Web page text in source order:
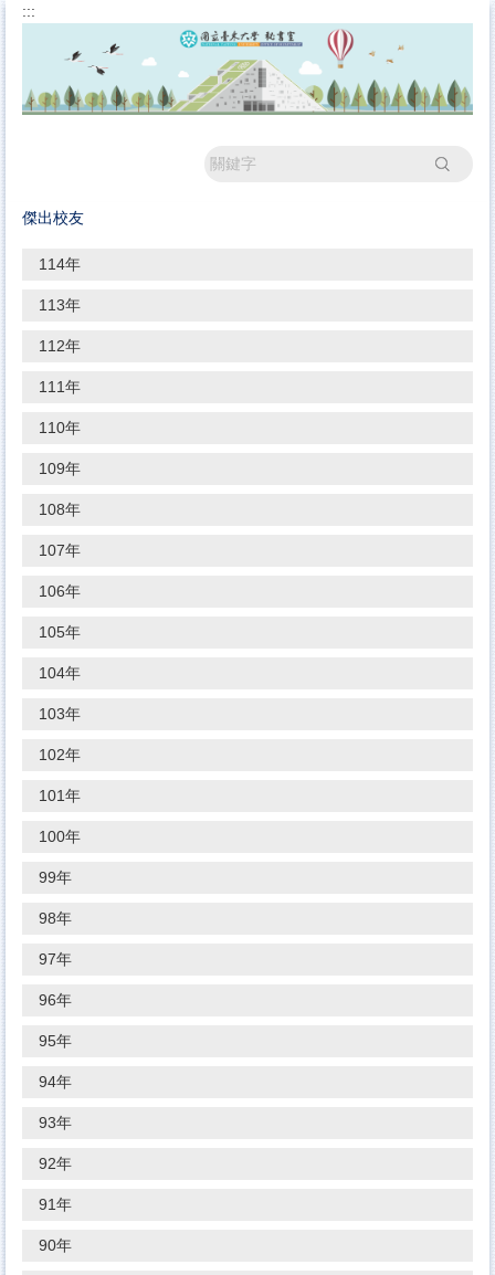
跳
內
:::
搜尋
傑出校友
114年
113年
112年
111年
110年
109年
108年
107年
106年
105年
104年
103年
102年
101年
100年
99年
98年
97年
96年
95年
94年
93年
92年
91年
90年